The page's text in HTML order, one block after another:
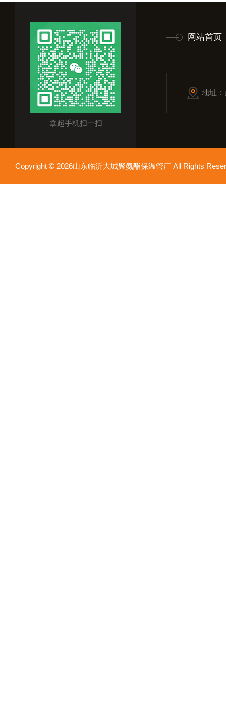
拿起手机扫一扫
网站首页
地址
Copyright © 2026山东临沂大城聚氨酯保温管厂 All Rights